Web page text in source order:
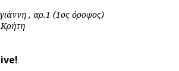
, αρ.1 (1ος όροφος)